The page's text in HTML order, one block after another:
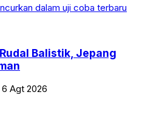
Balistik, Jepang
Agt 2026